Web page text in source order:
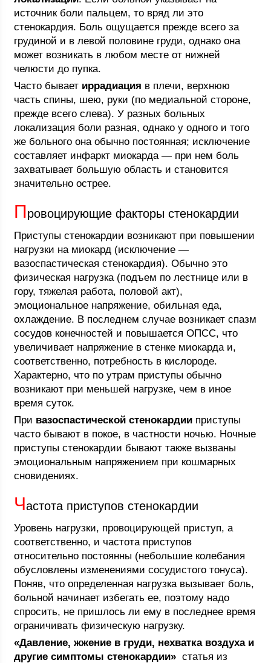
источник боли пальцем, то вряд ли это
стенокардия. Боль ощущается прежде всего за
грудиной и в левой половине груди, однако она
может возникать в любом месте от нижней
челюсти до пупка.
Часто бывает иррадиация в плечи, верхнюю
часть спины, шею, руки (по медиальной стороне,
прежде всего слева). У разных больных
локализация боли разная, однако у одного и того
же больного она обычно постоянная; исключение
составляет инфаркт миокарда — при нем боль
захватывает большую область и становится
значительно острее.
Провоцирующие факторы стенокардии
Приступы стенокардии возникают при повышении
нагрузки на миокард (исключение —
вазоспастическая стенокардия). Обычно это
физическая нагрузка (подъем по лестнице или в
гору, тяжелая работа, половой акт),
эмоциональное напряжение, обильная еда,
охлаждение. В последнем случае возникает спазм
сосудов конечностей и повышается ОПСС, что
увеличивает напряжение в стенке миокарда и,
соответственно, потребность в кислороде.
Характерно, что по утрам приступы обычно
возникают при меньшей нагрузке, чем в иное
время суток.
При вазоспастической стенокардии приступы
часто бывают в покое, в частности ночью. Ночные
приступы стенокардии бывают также вызваны
эмоциональным напряжением при кошмарных
сновидениях.
Частота приступов стенокардии
Уровень нагрузки, провоцирующей приступ, а
соответственно, и частота приступов
относительно постоянны (небольшие колебания
обусловлены изменениями сосудистого тонуса).
Поняв, что определенная нагрузка вызывает боль,
больной начинает избегать ее, поэтому надо
спросить, не пришлось ли ему в последнее время
ограничивать физическую нагрузку.
«Давление, жжение в груди, нехватка воздуха и
другие симптомы стенокардии»  статья из